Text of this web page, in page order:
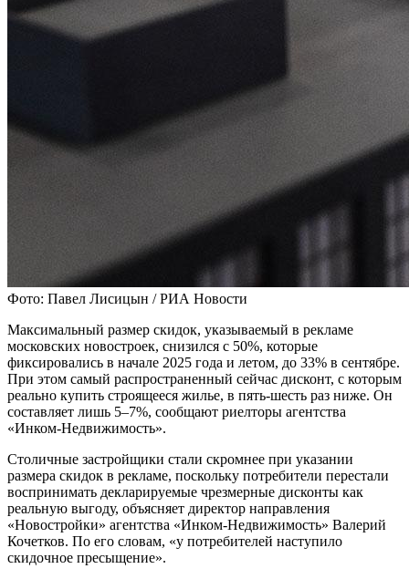
Фото: Павел Лисицын / РИА Новости
Максимальный размер скидок, указываемый в рекламе
московских новостроек, снизился с 50%, которые
фиксировались в начале 2025 года и летом, до 33% в сентябре.
При этом самый распространенный сейчас дисконт, с которым
реально купить строящееся жилье, в пять-шесть раз ниже. Он
составляет лишь 5–7%, сообщают риелторы агентства
«Инком-Недвижимость».
Столичные застройщики стали скромнее при указании
размера скидок в рекламе, поскольку потребители перестали
воспринимать декларируемые чрезмерные дисконты как
реальную выгоду, объясняет директор направления
«Новостройки» агентства «Инком-Недвижимость» Валерий
Кочетков. По его словам, «у потребителей наступило
скидочное пресыщение».